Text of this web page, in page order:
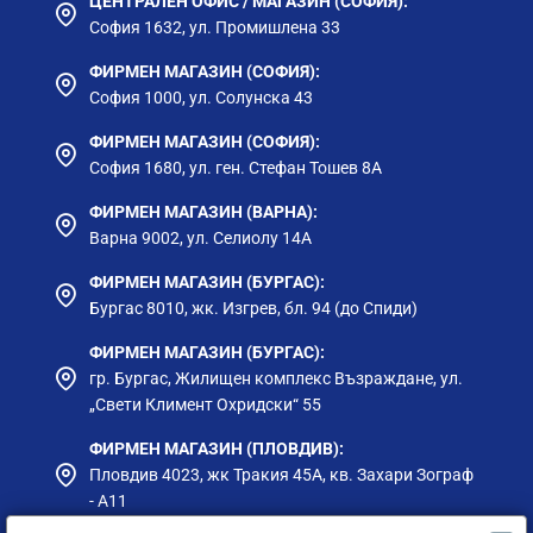
разнообразните химични и физични процеси в
клетките. Водата помага за подхранването на
клетките и извеждането на токсините — защото
всеки един от нас е мини-лаборатория.
Колкото по-чиста е водата, толкова по-малко
грешки ще се появят в тези едва доловими
София 1632, ул. Промишлена 33
ФИРМЕН МАГАЗИН (СОФИЯ):
София 1000, ул. Солунска 43
ФИРМЕН МАГАЗИН (СОФИЯ):
София 1680, ул. ген. Стефан Тошев 8А
ФИРМЕН МАГАЗИН (ВАРНА):
Варна 9002, ул. Селиолу 14А
ФИРМЕН МАГАЗИН (БУРГАС):
Бургас 8010, жк. Изгрев, бл. 94 (до Спиди)
ФИРМЕН МАГАЗИН (БУРГАС):
гр. Бургас, Жилищен комплекс Възраждане, ул.
„Свети Климент Охридски“ 55
ФИРМЕН МАГАЗИН (ПЛОВДИВ):
Пловдив 4023, жк Тракия 45А, кв. Захари Зограф
- А11